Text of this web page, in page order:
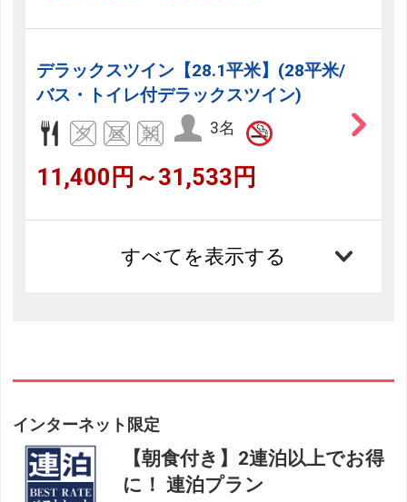
デラックスツイン【28.1平米】(28平米/
バス・トイレ付デラックスツイン)
3名
11,400円～31,533円
すべてを表示する
インターネット限定
【朝食付き】2連泊以上でお得
に！ 連泊プラン